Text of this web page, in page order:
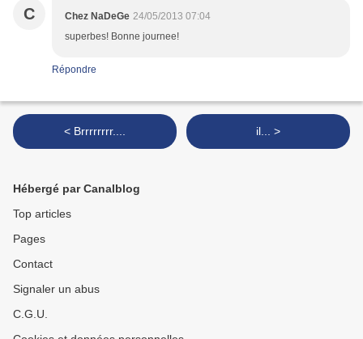
C Chez NaDeGe 24/05/2013 07:04
superbes! Bonne journee!
Répondre
< Brrrrrrrr.... il... >
Hébergé par Canalblog
Top articles
Pages
Contact
Signaler un abus
C.G.U.